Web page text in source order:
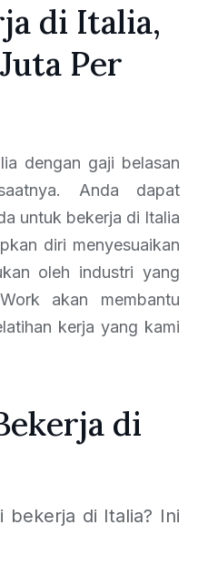
di Italia,
Per
dengan gaji belasan
Anda dapat
untuk bekerja di Italia
diri menyesuaikan
oleh industri yang
akan membantu
kerja yang kami
di
bekerja di Italia? Ini